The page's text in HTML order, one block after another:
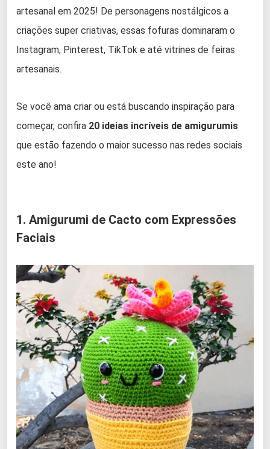
artesanal em 2025! De personagens nostálgicos a
criações super criativas, essas fofuras dominaram o
Instagram, Pinterest, TikTok e até vitrines de feiras
artesanais.
Se você ama criar ou está buscando inspiração para
começar, confira 20 ideias incríveis de amigurumis
que estão fazendo o maior sucesso nas redes sociais
este ano!
1. Amigurumi de Cacto com Expressões
Faciais